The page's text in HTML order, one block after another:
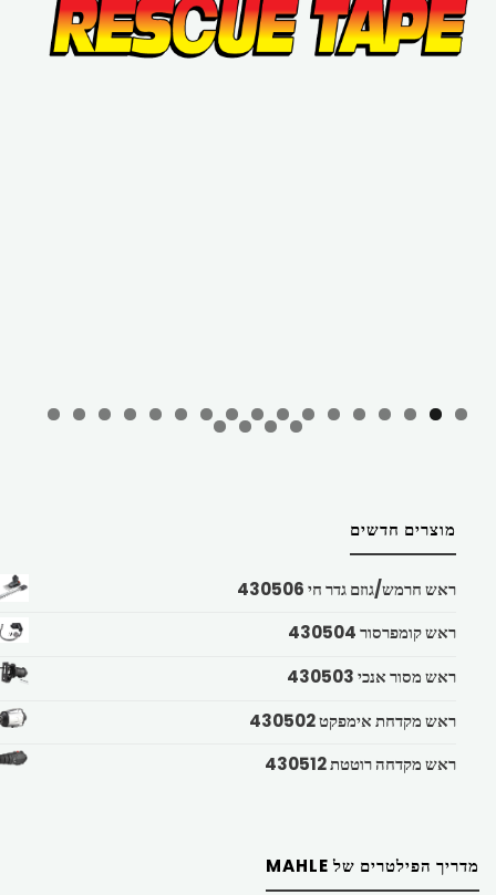
מוצרים חדשים
ראש חרמש/גוזם גדר חי 430506
ראש קומפרסור 430504
ראש מסור אנכי 430503
ראש מקדחת אימפקט 430502
ראש מקדחה רוטטת 430512
מדריך הפילטרים של MAHLE